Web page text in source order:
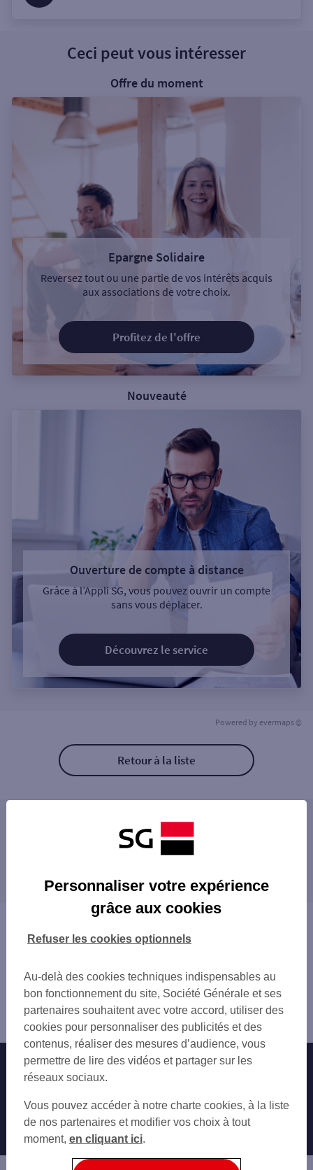
Ceci peut vous intéresser
Offre du moment
Epargne Solidaire
Reversez tout ou une partie de vos intérêts acquis
aux associations de votre choix.
Profitez de l'offre
Nouveauté
Ouverture de compte à distance
Grâce à l’Appli SG, vous pouvez ouvrir un compte
sans vous déplacer.
Découvrez le service
Powered by evermaps ©
Retour à la liste
Les distributeurs/automates à proximité
AUXONNE 104 RUE EMILE GRUET
GRAY
INTERMARCHE GRAY
TOTAL DIJON BROGNON
proximité
Vous êtes ici : Accueil
Trouver une agence bancaire
Côte-d'Or
Pontailler sur Saône
Distributeur/automate PONTAILLER SUR SAONE 43 RUE
DU 8 MA
Nos engagements Nous contacter
Autres sites SG
Professionnels
Entreprises
Personnaliser votre expérience
grâce aux cookies
Au-delà des cookies techniques indispensables au
bon fonctionnement du site, Société Générale et ses
partenaires souhaitent avec votre accord, utiliser des
cookies pour personnaliser des publicités et des
contenus, réaliser des mesures d’audience, vous
permettre de lire des vidéos et partager sur les
réseaux sociaux.
Vous pouvez accéder à notre charte cookies, à la liste
de nos partenaires et modifier vos choix à tout
moment, en cliquant ici.
Refuser les cookies optionnels